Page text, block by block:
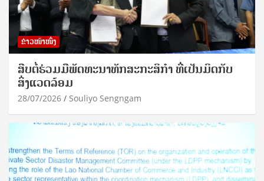
ຂ່າວໜ້າໜຶ່ງ
ສືບຕໍ່ຮ່ວມມືພັດທະນາທັກສະກະສິກຳ ທີ່ເປັນມິດກັບ
ສິ່ງແວດລ້ອມ
28/07/2026 Souliyo Sengngam